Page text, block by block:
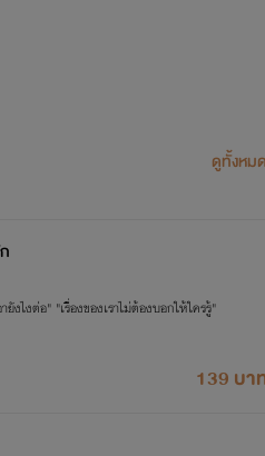
ดูทั้งหมด
ายังไงต่อ" "เรื่องของเราไม่ต้องบอกให้ใครรู้"
139 บา